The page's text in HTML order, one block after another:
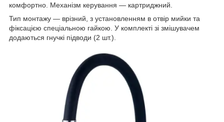
комфортно. Механізм керування — картриджний.
Тип монтажу — врізний, з установленням в отвір мийки та
фіксацією спеціальною гайкою. У комплекті зі змішувачем
додаються гнучкі підводи (2 шт.).